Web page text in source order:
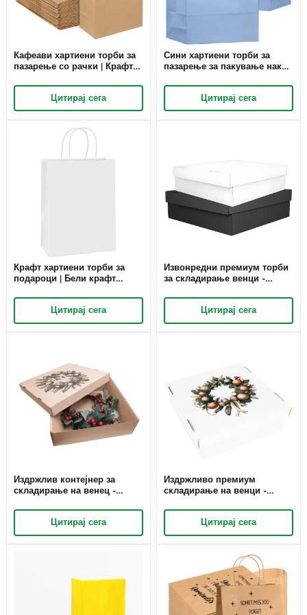
Кафеави хартиени торби за
пазарење со рачки | Крафт
подароци | Richpack
Цитирај сега
Сини хартиени торби за
пазарење за пакување накит
подароци | Richpack
Цитирај сега
Крафт хартиени торби за
подароци | Бели крафт
за малопродажба во бутик |
RichpackЦитирај сега
Извонредни премиум торби
за складирање венци -
во стил
Цитирај сега
Издржлив контејнер за
складирање на венец -
празничен декор со
леснотијаЦитирај сега
Издржливо премиум
складирање на венци -
со најголема леснотија
Цитирај сега